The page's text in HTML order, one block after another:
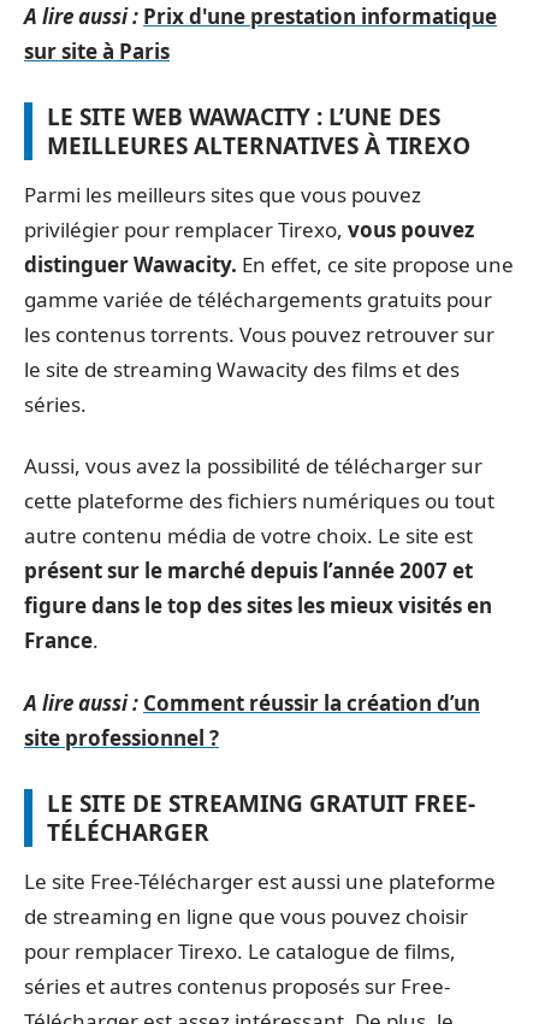
A lire aussi : Prix d'une prestation informatique
sur site à Paris
LE SITE WEB WAWACITY : L’UNE DES
MEILLEURES ALTERNATIVES À TIREXO
Parmi les meilleurs sites que vous pouvez
privilégier pour remplacer Tirexo, vous pouvez
distinguer Wawacity. En effet, ce site propose une
gamme variée de téléchargements gratuits pour
les contenus torrents. Vous pouvez retrouver sur
le site de streaming Wawacity des films et des
séries.
Aussi, vous avez la possibilité de télécharger sur
cette plateforme des fichiers numériques ou tout
autre contenu média de votre choix. Le site est
présent sur le marché depuis l’année 2007 et
figure dans le top des sites les mieux visités en
France.
A lire aussi : Comment réussir la création d’un
site professionnel ?
LE SITE DE STREAMING GRATUIT FREE-
TÉLÉCHARGER
Le site Free-Télécharger est aussi une plateforme
de streaming en ligne que vous pouvez choisir
pour remplacer Tirexo. Le catalogue de films,
séries et autres contenus proposés sur Free-